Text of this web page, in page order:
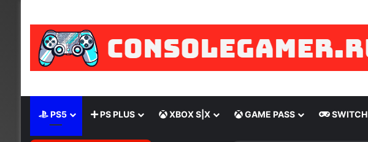
PS5 PS PLUS XBOX S|X GAME PASS SWITCH